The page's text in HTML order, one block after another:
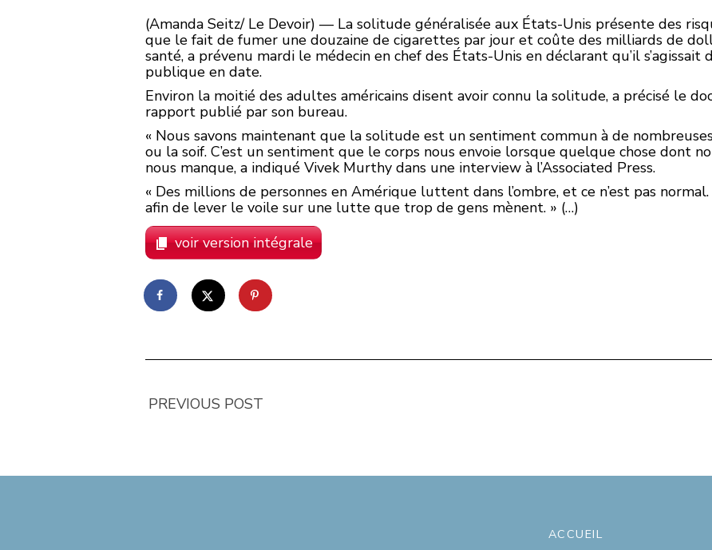
(Amanda Seitz/ Le Devoir) — La solitude généralisée aux États-Unis présente des
que le fait de fumer une douzaine de cigarettes par jour et coûte des milliards de
santé, a prévenu mardi le médecin en chef des États-Unis en déclarant qu’il
publique en date.
Environ la moitié des adultes américains disent avoir connu la solitude, a précisé le
rapport publié par son bureau.
« Nous savons maintenant que la solitude est un sentiment commun à de
ou la soif. C’est un sentiment que le corps nous envoie lorsque quelque chose dont
nous manque, a indiqué Vivek Murthy dans une interview à l’Associated Press.
« Des millions de personnes en Amérique luttent dans l’ombre, et ce n’est pas
afin de lever le voile sur une lutte que trop de gens mènent. » (…)
voir version intégrale
PREVIOUS POST
ACCUEIL